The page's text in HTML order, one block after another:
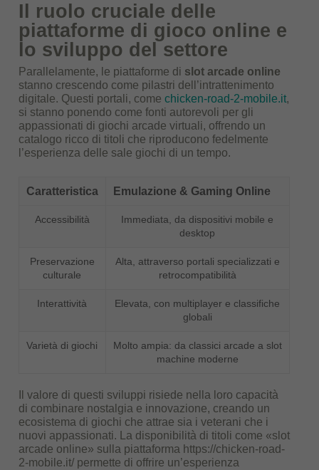
Il ruolo cruciale delle
piattaforme di gioco online e
lo sviluppo del settore
Parallelamente, le piattaforme di slot arcade online
stanno crescendo come pilastri dell’intrattenimento
digitale. Questi portali, come chicken-road-2-mobile.it,
si stanno ponendo come fonti autorevoli per gli
appassionati di giochi arcade virtuali, offrendo un
catalogo ricco di titoli che riproducono fedelmente
l’esperienza delle sale giochi di un tempo.
Caratteristica Emulazione & Gaming Online
Accessibilità
Immediata, da dispositivi mobile e
desktop
Preservazione
culturale
Alta, attraverso portali specializzati e
retrocompatibilità
Interattività
Elevata, con multiplayer e classifiche
globali
Varietà di giochi
Molto ampia: da classici arcade a slot
machine moderne
Il valore di questi sviluppi risiede nella loro capacità
di combinare nostalgia e innovazione, creando un
ecosistema di giochi che attrae sia i veterani che i
nuovi appassionati. La disponibilità di titoli come «slot
arcade online» sulla piattaforma https://chicken-road-
2-mobile.it/ permette di offrire un’esperienza